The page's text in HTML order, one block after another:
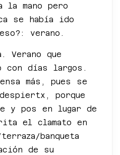
la mano pero
se había ido
verano.
Verano que
con días largos.
más, pues se
porque
y pos en lugar de
el clamato en
banqueta
de su